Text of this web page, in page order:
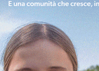
Cronaca 6 Agosto 2026